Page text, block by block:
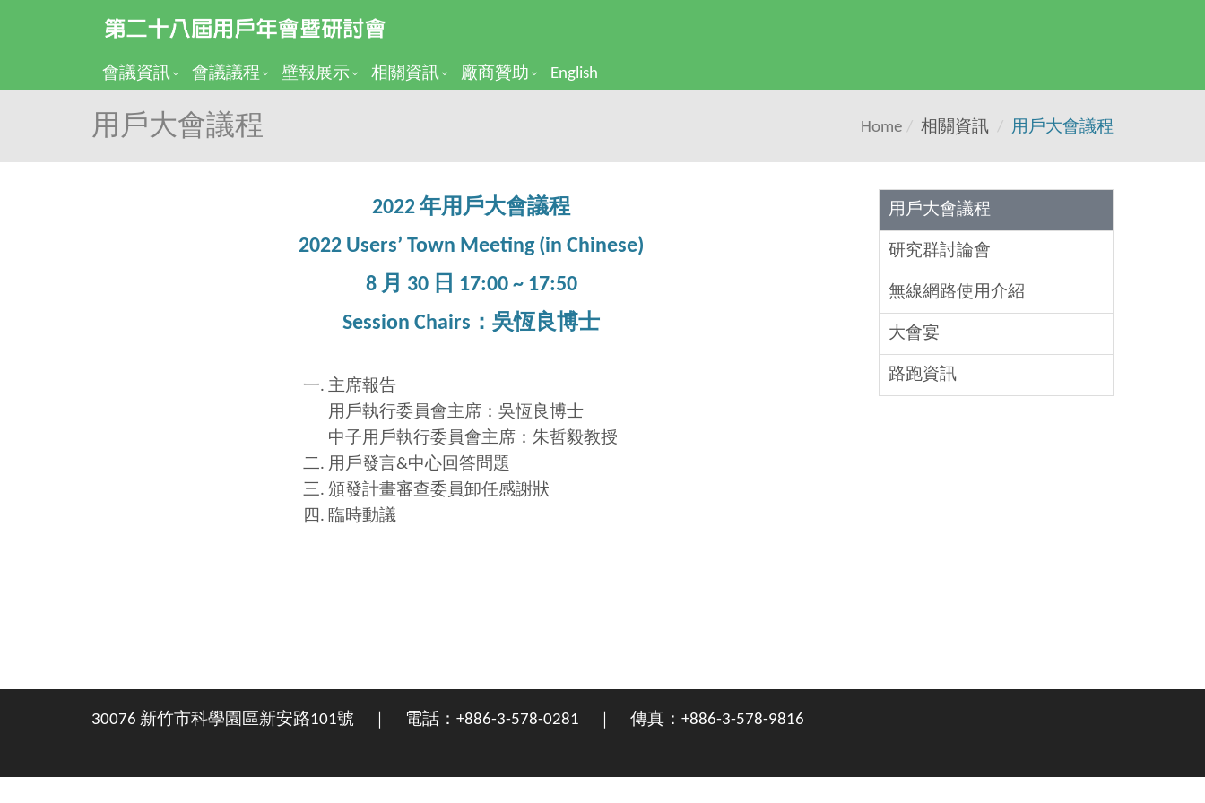
會議資訊 會議議程 壁報展示 相關資訊 廠商贊助 English
用戶大會議程 Home 相關資訊 用戶大會議程
2022 年用戶大會議程
2022 Users’ Town Meeting (in Chinese)
8 月 30 日 17:00 ~ 17:50
Session Chairs：吳恆良博士
主席報告
用戶執行委員會主席：吳恆良博士
中子用戶執行委員會主席：朱哲毅教授
用戶發言&中心回答問題
頒發計畫審查委員卸任感謝狀
臨時動議
用戶大會議程
研究群討論會
無線網路使用介紹
大會宴
路跑資訊
30076 新竹市科學園區新安路101號 ｜ 電話：+886-3-578-0281 ｜ 傳真：+886-3-578-9816